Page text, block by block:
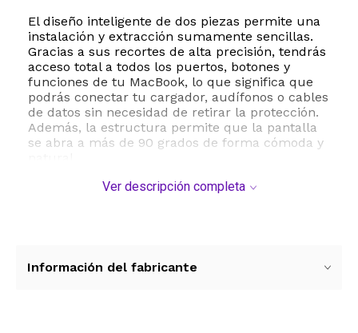
El diseño inteligente de dos piezas permite una
instalación y extracción sumamente sencillas.
Gracias a sus recortes de alta precisión, tendrás
acceso total a todos los puertos, botones y
funciones de tu MacBook, lo que significa que
podrás conectar tu cargador, audífonos o cables
de datos sin necesidad de retirar la protección.
Además, la estructura permite que la pantalla
se abra a más de 90 grados de forma cómoda y
Este kit de protección integral no solo incluye la
desgaste de las teclas, un protector de pantalla
Ver descripción completa
Información del fabricante